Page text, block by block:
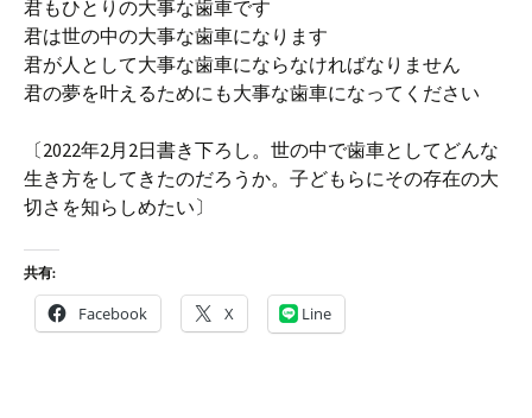
君もひとりの大事な歯車です
君は世の中の大事な歯車になります
君が人として大事な歯車にならなければなりません
君の夢を叶えるためにも大事な歯車になってください
〔2022年2月2日書き下ろし。世の中で歯車としてどんな
生き方をしてきたのだろうか。子どもらにその存在の大
切さを知らしめたい〕
共有:
Facebook X Line